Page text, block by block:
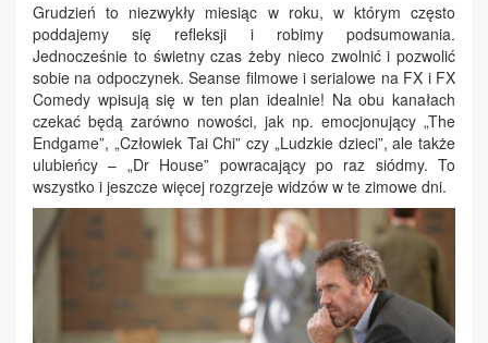
Grudzień to niezwykły miesiąc w roku, w którym często
poddajemy się refleksji i robimy podsumowania.
Jednocześnie to świetny czas żeby nieco zwolnić i pozwolić
sobie na odpoczynek. Seanse filmowe i serialowe na FX i FX
Comedy wpisują się w ten plan idealnie! Na obu kanałach
czekać będą zarówno nowości, jak np. emocjonujący „The
Endgame”, „Człowiek Tai Chi” czy „Ludzkie dzieci”, ale także
ulubieńcy – „Dr House” powracający po raz siódmy. To
wszystko i jeszcze więcej rozgrzeje widzów w te zimowe dni.